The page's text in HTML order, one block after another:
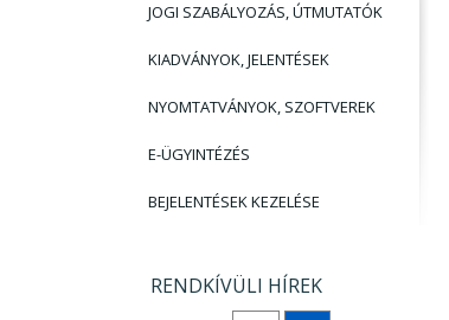
JOGI SZABÁLYOZÁS, ÚTMUTATÓK
KIADVÁNYOK, JELENTÉSEK
NYOMTATVÁNYOK, SZOFTVEREK
E-ÜGYINTÉZÉS
BEJELENTÉSEK KEZELÉSE
RENDKÍVÜLI HÍREK